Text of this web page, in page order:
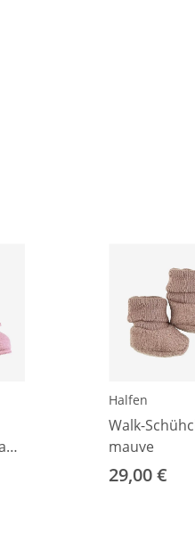
Halfen
Walk-
mauve
29,00 €